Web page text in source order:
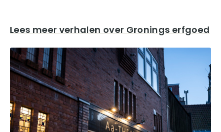
Lees meer verhalen over Gronings erfgoed